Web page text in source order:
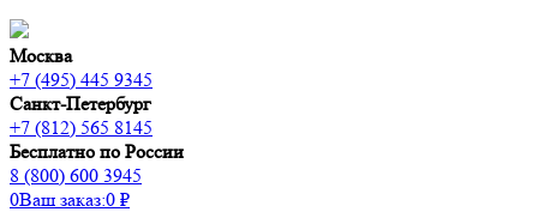
Москва
+7 (495) 445 9345
Санкт-Петербург
+7 (812) 565 8145
Бесплатно по России
8 (800) 600 3945
0Ваш заказ:0 ₽